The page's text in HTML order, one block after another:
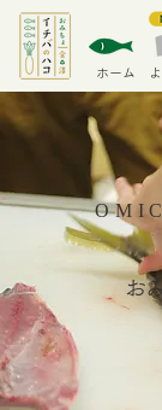
​ホーム
お